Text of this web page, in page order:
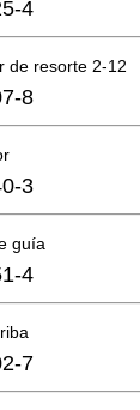
4
de resorte 2-12
8
3
guía
4
7